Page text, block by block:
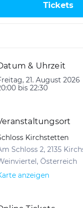
Tickets
& Uhrzeit
21. August 2026
bis 22:30
Kirchstetten
Schloss 2, 2135
Österreich
anzeigen